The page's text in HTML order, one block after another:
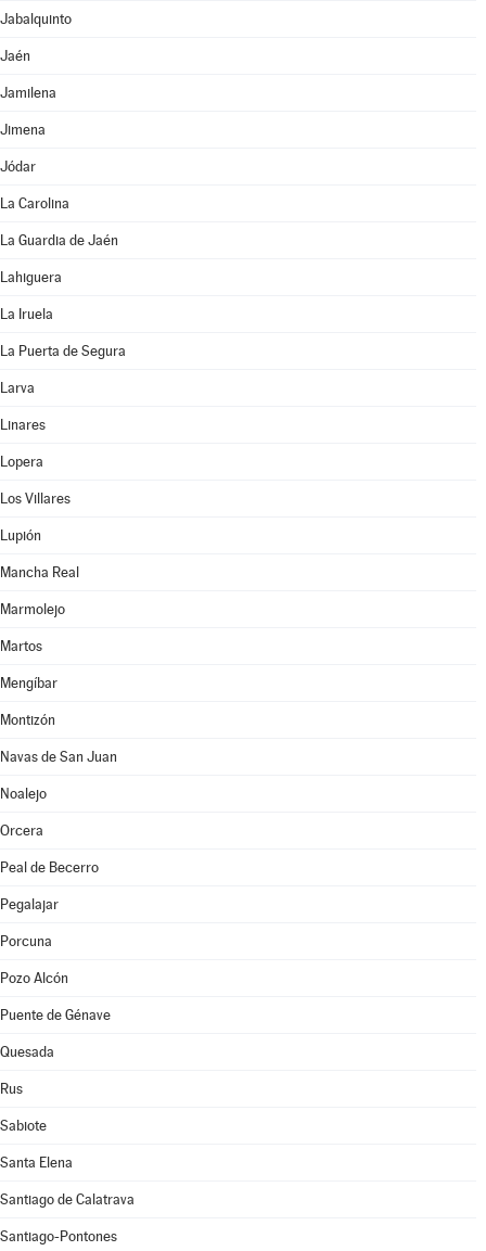
Jabalquinto
Jaén
Jamilena
Jimena
Jódar
La Carolina
La Guardia de Jaén
Lahiguera
La Iruela
La Puerta de Segura
Larva
Linares
Lopera
Los Villares
Lupión
Mancha Real
Marmolejo
Martos
Mengíbar
Montizón
Navas de San Juan
Noalejo
Orcera
Peal de Becerro
Pegalajar
Porcuna
Pozo Alcón
Puente de Génave
Quesada
Rus
Sabiote
Santa Elena
Santiago de Calatrava
Santiago-Pontones